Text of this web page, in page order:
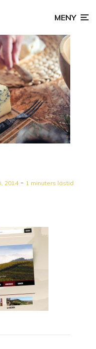
MENY
2014 1 minuters lästid